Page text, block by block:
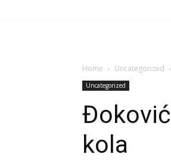
Home Uncategorized
Uncategorized
kola